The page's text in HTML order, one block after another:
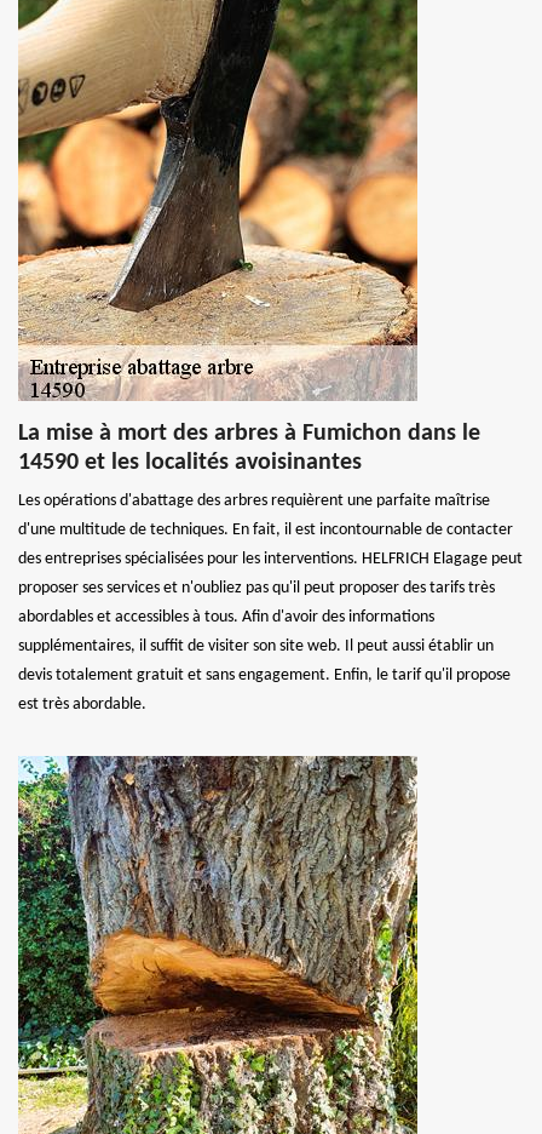
La mise à mort des arbres à Fumichon dans le
14590 et les localités avoisinantes
Les opérations d'abattage des arbres requièrent une parfaite maîtrise
d'une multitude de techniques. En fait, il est incontournable de contacter
des entreprises spécialisées pour les interventions. HELFRICH Elagage peut
proposer ses services et n'oubliez pas qu'il peut proposer des tarifs très
abordables et accessibles à tous. Afin d'avoir des informations
supplémentaires, il suffit de visiter son site web. Il peut aussi établir un
devis totalement gratuit et sans engagement. Enfin, le tarif qu'il propose
est très abordable.